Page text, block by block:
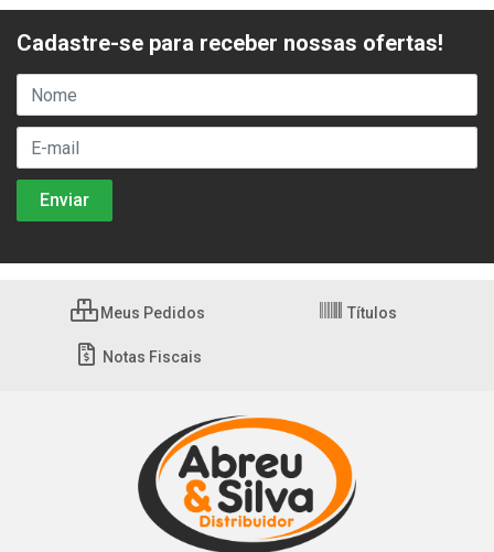
Cadastre-se para receber nossas ofertas!
Meus Pedidos Títulos
Notas Fiscais